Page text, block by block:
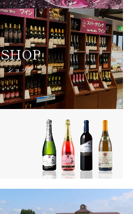
SHOP
ショップ